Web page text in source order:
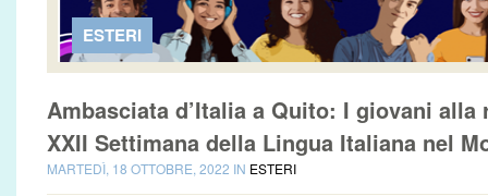
ESTERI
Ambasciata d’Italia a Quito: I giovani
XXII Settimana della Lingua Italiana nel
MARTEDÌ, 18 OTTOBRE, 2022 IN ESTERI